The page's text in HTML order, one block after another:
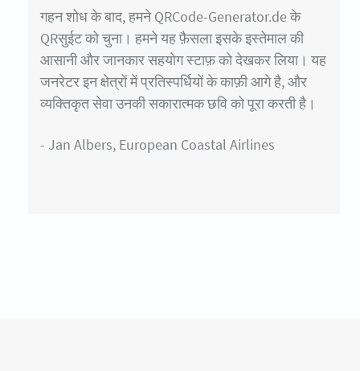
गहन शोध के बाद, हमने QRCode-Generator.de के
QRसुईट को चुना। हमने यह फ़ैसला इसके इस्तेमाल की
आसानी और जानकार सहयोग स्टाफ़ को देखकर लिया। यह
जनरेटर इन क्षेत्रों में प्रतिस्पर्धियों के काफ़ी आगे है, और
व्यक्तिकृत सेवा उनकी सकारात्मक छवि को पूरा करती है।
- Jan Albers, European Coastal Airlines